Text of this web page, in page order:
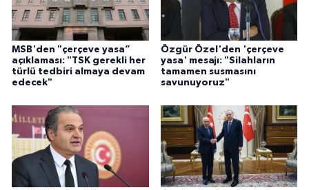
MSB'den "çerçeve yasa”
açıklaması: "TSK gerekli her
türlü tedbiri almaya devam
edecek"
Özgür Özel'den 'çerçeve
yasa' mesajı: "Silahların
tamamen susmasını
savunuyoruz"